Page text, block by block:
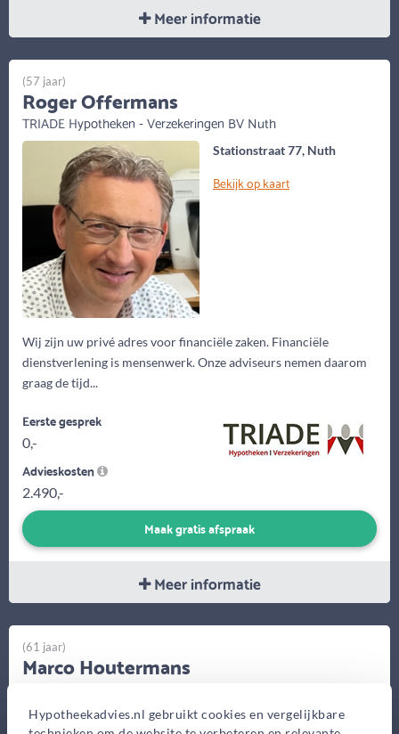
Hypotheekadvies.nl gebruikt cookies en vergelijkbare
Meer informatie
Stationstraat 77, Nuth
Bekijk op kaart
Wij zijn uw privé adres voor financiële zaken. Financiële
dienstverlening is mensenwerk. Onze adviseurs nemen daarom
graag de tijd...
(57 jaar)
Roger Offermans
TRIADE Hypotheken - Verzekeringen BV Nuth
Eerste gesprek
0,-
Advieskosten
2.490,-
Maak gratis afspraak
Meer informatie
Wilmenweg 16, Merkelbeek
(61 jaar)
Marco Houtermans